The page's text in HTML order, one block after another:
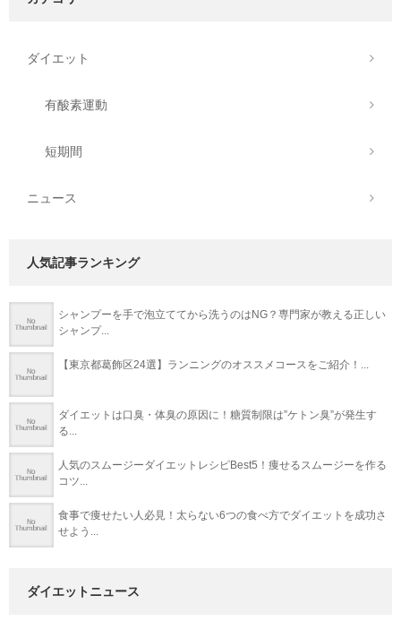
ダイエット
有酸素運動
短期間
ニュース
人気記事ランキング
シャンプーを手で泡立ててから洗うのはNG？専門家が教える正しい
シャンプ...
【東京都葛飾区24選】ランニングのオススメコースをご紹介！...
ダイエットは口臭・体臭の原因に！糖質制限は”ケトン臭”が発生す
る...
人気のスムージーダイエットレシピBest5！痩せるスムージーを作る
コツ...
食事で痩せたい人必見！太らない6つの食べ方でダイエットを成功さ
せよう...
ダイエットニュース